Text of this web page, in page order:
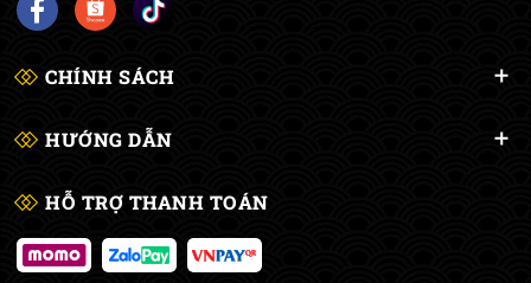
CHÍNH SÁCH
HƯỚNG DẪN
HỖ TRỢ THANH TOÁN